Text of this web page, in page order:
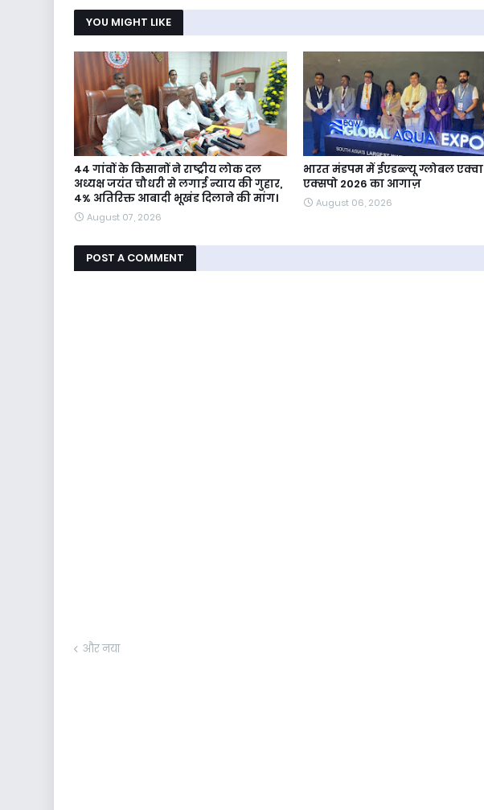
YOU MIGHT LIKE
44 गांवों के किसानों ने राष्ट्रीय लोक दल
अध्यक्ष जयंत चौधरी से लगाई न्याय की गुहार,
4% अतिरिक्त आबादी भूखंड दिलाने की मांग।
August 07, 2026
भारत मंडपम में ईएडब्ल्यू ग्लोबल एक्वा
एक्सपो 2026 का आगाज़
August 06, 2026
POST A COMMENT
और नया